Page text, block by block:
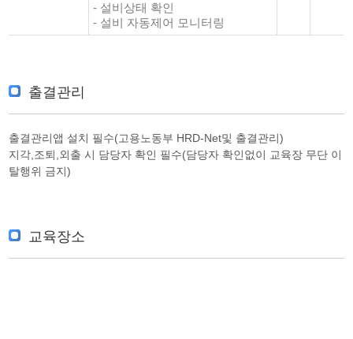
- 설비상태 확인
- 설비 자동제어 모니터링
출결관리
출결관리앱 설치 필수(고용노동부 HRD-Net및 출결관리)
지각,조퇴,외출 시 담당자 확인 필수(담당자 확인없이 교육장 무단 이
탈행위 금지)
교육장소